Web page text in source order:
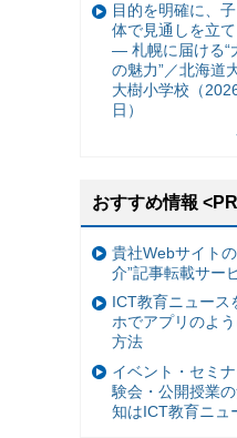
目的を明確に、
体で見通しを立
— 札幌に届ける“
の魅力”／北海道
大樹小学校（
日）
おすすめ情報
貴社Webサイト
介”記事転載サー
ICT教育ニュース
ホでアプリのよ
方法
イベント・セミ
験会・公開授業
知はICT教育ニュ